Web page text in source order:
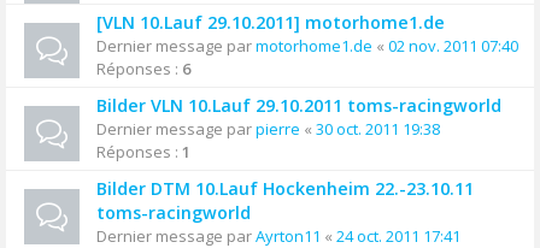
[VLN 10.Lauf 29.10.2011] motorhome1.de
Dernier message parmotorhome1.de « 02 nov. 2011 07:40
Réponses : 6
Bilder VLN 10.Lauf 29.10.2011 toms-racingworld
Dernier message parpierre « 30 oct. 2011 19:38
Réponses : 1
Bilder DTM 10.Lauf Hockenheim 22.-23.10.11
toms-racingworld
Dernier message parAyrton11 « 24 oct. 2011 17:41